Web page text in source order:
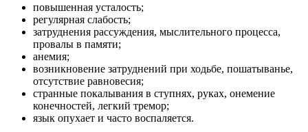
повышенная усталость;
регулярная слабость;
затруднения рассуждения, мыслительного процесса,
провалы в памяти;
анемия;
возникновение затруднений при ходьбе, пошатыванье,
отсутствие равновесия;
странные покалывания в ступнях, руках, онемение
конечностей, легкий тремор;
язык опухает и часто воспаляется.